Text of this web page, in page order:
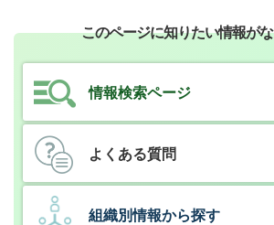
このページに知りたい情報が
情報検索ページ
よくある質問
組織別情報から探す